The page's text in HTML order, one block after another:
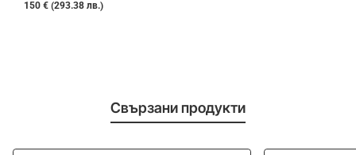
150 € (293.38 лв.)
Свързани продукти